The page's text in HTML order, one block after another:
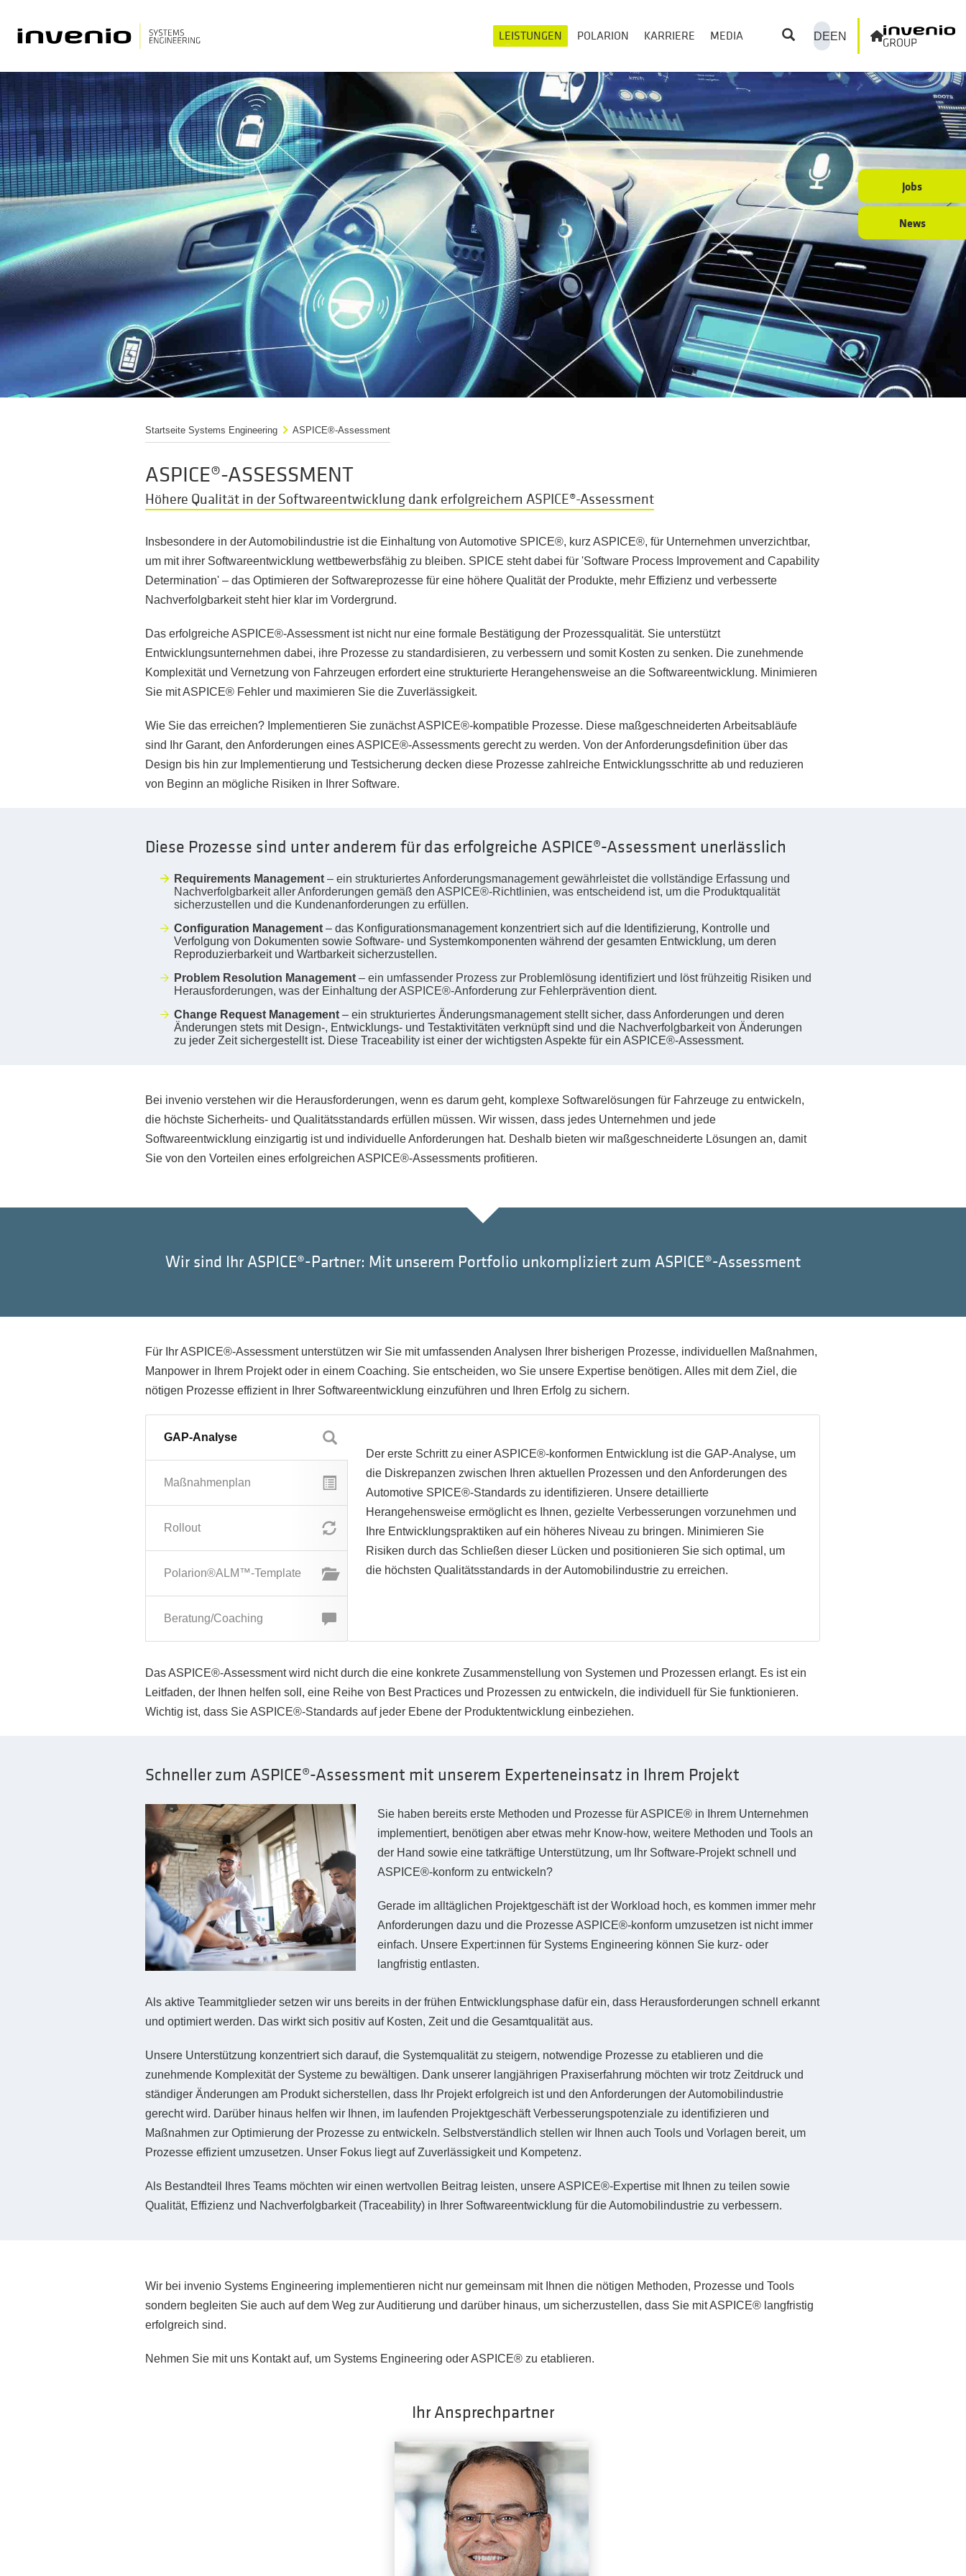
LEISTUNGEN POLARION KARRIERE MEDIA DEEN
Startseite Systems Engineering ASPICE®-Assessment
ASPICE®-ASSESSMENT
Höhere Qualität in der Softwareentwicklung dank erfolgreichem ASPICE®-Assessment
Insbesondere in der Automobilindustrie ist die Einhaltung von Automotive SPICE®, kurz ASPICE®, für Unternehmen unverzichtbar,
um mit ihrer Softwareentwicklung wettbewerbsfähig zu bleiben. SPICE steht dabei für 'Software Process Improvement and Capability
Determination' – das Optimieren der Softwareprozesse für eine höhere Qualität der Produkte, mehr Effizienz und verbesserte
Nachverfolgbarkeit steht hier klar im Vordergrund.
Das erfolgreiche ASPICE®-Assessment ist nicht nur eine formale Bestätigung der Prozessqualität. Sie unterstützt
Entwicklungsunternehmen dabei, ihre Prozesse zu standardisieren, zu verbessern und somit Kosten zu senken. Die zunehmende
Komplexität und Vernetzung von Fahrzeugen erfordert eine strukturierte Herangehensweise an die Softwareentwicklung. Minimieren
Sie mit ASPICE® Fehler und maximieren Sie die Zuverlässigkeit.
Wie Sie das erreichen? Implementieren Sie zunächst ASPICE®-kompatible Prozesse. Diese maßgeschneiderten Arbeitsabläufe
sind Ihr Garant, den Anforderungen eines ASPICE®-Assessments gerecht zu werden. Von der Anforderungsdefinition über das
Design bis hin zur Implementierung und Testsicherung decken diese Prozesse zahlreiche Entwicklungsschritte ab und reduzieren
von Beginn an mögliche Risiken in Ihrer Software.
Diese Prozesse sind unter anderem für das erfolgreiche ASPICE®-Assessment unerlässlich
Requirements Management – ein strukturiertes Anforderungsmanagement gewährleistet die vollständige Erfassung und
Nachverfolgbarkeit aller Anforderungen gemäß den ASPICE®-Richtlinien, was entscheidend ist, um die Produktqualität
sicherzustellen und die Kundenanforderungen zu erfüllen.
Configuration Management – das Konfigurationsmanagement konzentriert sich auf die Identifizierung, Kontrolle und
Verfolgung von Dokumenten sowie Software- und Systemkomponenten während der gesamten Entwicklung, um deren
Reproduzierbarkeit und Wartbarkeit sicherzustellen.
Problem Resolution Management – ein umfassender Prozess zur Problemlösung identifiziert und löst frühzeitig Risiken und
Herausforderungen, was der Einhaltung der ASPICE®-Anforderung zur Fehlerprävention dient.
Change Request Management – ein strukturiertes Änderungsmanagement stellt sicher, dass Anforderungen und deren
Änderungen stets mit Design-, Entwicklungs- und Testaktivitäten verknüpft sind und die Nachverfolgbarkeit von Änderungen
zu jeder Zeit sichergestellt ist. Diese Traceability ist einer der wichtigsten Aspekte für ein ASPICE®-Assessment.
Bei invenio verstehen wir die Herausforderungen, wenn es darum geht, komplexe Softwarelösungen für Fahrzeuge zu entwickeln,
die höchste Sicherheits- und Qualitätsstandards erfüllen müssen. Wir wissen, dass jedes Unternehmen und jede
Softwareentwicklung einzigartig ist und individuelle Anforderungen hat. Deshalb bieten wir maßgeschneiderte Lösungen an, damit
Sie von den Vorteilen eines erfolgreichen ASPICE®-Assessments profitieren.
Wir sind Ihr ASPICE®-Partner: Mit unserem Portfolio unkompliziert zum ASPICE®-Assessment
Für Ihr ASPICE®-Assessment unterstützen wir Sie mit umfassenden Analysen Ihrer bisherigen Prozesse, individuellen Maßnahmen,
Manpower in Ihrem Projekt oder in einem Coaching. Sie entscheiden, wo Sie unsere Expertise benötigen. Alles mit dem Ziel, die
nötigen Prozesse effizient in Ihrer Softwareentwicklung einzuführen und Ihren Erfolg zu sichern.
GAP-Analyse
Maßnahmenplan
Rollout
Polarion®ALM™-Template
Beratung/Coaching
Der erste Schritt zu einer ASPICE®-konformen Entwicklung ist die GAP-Analyse, um
die Diskrepanzen zwischen Ihren aktuellen Prozessen und den Anforderungen des
Automotive SPICE®-Standards zu identifizieren. Unsere detaillierte
Herangehensweise ermöglicht es Ihnen, gezielte Verbesserungen vorzunehmen und
Ihre Entwicklungspraktiken auf ein höheres Niveau zu bringen. Minimieren Sie
Risiken durch das Schließen dieser Lücken und positionieren Sie sich optimal, um
die höchsten Qualitätsstandards in der Automobilindustrie zu erreichen.
Das ASPICE®-Assessment wird nicht durch die eine konkrete Zusammenstellung von Systemen und Prozessen erlangt. Es ist ein
Leitfaden, der Ihnen helfen soll, eine Reihe von Best Practices und Prozessen zu entwickeln, die individuell für Sie funktionieren.
Wichtig ist, dass Sie ASPICE®-Standards auf jeder Ebene der Produktentwicklung einbeziehen.
Schneller zum ASPICE®-Assessment mit unserem Experteneinsatz in Ihrem Projekt
Sie haben bereits erste Methoden und Prozesse für ASPICE® in Ihrem Unternehmen
implementiert, benötigen aber etwas mehr Know-how, weitere Methoden und Tools an
der Hand sowie eine tatkräftige Unterstützung, um Ihr Software-Projekt schnell und
ASPICE®-konform zu entwickeln?
Gerade im alltäglichen Projektgeschäft ist der Workload hoch, es kommen immer mehr
Anforderungen dazu und die Prozesse ASPICE®-konform umzusetzen ist nicht immer
einfach. Unsere Expert:innen für Systems Engineering können Sie kurz- oder
langfristig entlasten.
Als aktive Teammitglieder setzen wir uns bereits in der frühen Entwicklungsphase dafür ein, dass Herausforderungen schnell erkannt
und optimiert werden. Das wirkt sich positiv auf Kosten, Zeit und die Gesamtqualität aus.
Unsere Unterstützung konzentriert sich darauf, die Systemqualität zu steigern, notwendige Prozesse zu etablieren und die
zunehmende Komplexität der Systeme zu bewältigen. Dank unserer langjährigen Praxiserfahrung möchten wir trotz Zeitdruck und
ständiger Änderungen am Produkt sicherstellen, dass Ihr Projekt erfolgreich ist und den Anforderungen der Automobilindustrie
gerecht wird. Darüber hinaus helfen wir Ihnen, im laufenden Projektgeschäft Verbesserungspotenziale zu identifizieren und
Maßnahmen zur Optimierung der Prozesse zu entwickeln. Selbstverständlich stellen wir Ihnen auch Tools und Vorlagen bereit, um
Prozesse effizient umzusetzen. Unser Fokus liegt auf Zuverlässigkeit und Kompetenz.
Als Bestandteil Ihres Teams möchten wir einen wertvollen Beitrag leisten, unsere ASPICE®-Expertise mit Ihnen zu teilen sowie
Qualität, Effizienz und Nachverfolgbarkeit (Traceability) in Ihrer Softwareentwicklung für die Automobilindustrie zu verbessern.
Wir bei invenio Systems Engineering implementieren nicht nur gemeinsam mit Ihnen die nötigen Methoden, Prozesse und Tools
sondern begleiten Sie auch auf dem Weg zur Auditierung und darüber hinaus, um sicherzustellen, dass Sie mit ASPICE® langfristig
erfolgreich sind.
Nehmen Sie mit uns Kontakt auf, um Systems Engineering oder ASPICE® zu etablieren.
Ihr Ansprechpartner
Jobs
News